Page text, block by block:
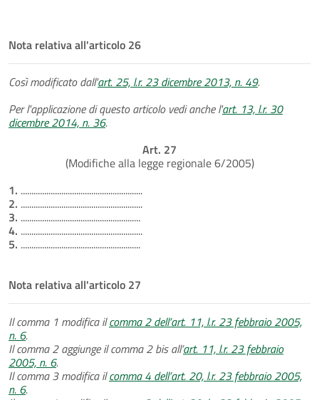
Nota relativa all'articolo 26
Così modificato dall'art. 25, l.r. 23 dicembre 2013, n. 49.
Per l'applicazione di questo articolo vedi anche l'art. 13, l.r. 30
dicembre 2014, n. 36.
Art. 27
(Modifiche alla legge regionale 6/2005)
1. .........................................................
2. .........................................................
3. ........................................................
4. .........................................................
5. ........................................................
Nota relativa all'articolo 27
Il comma 1 modifica ilcomma 2 dell’art. 11, l.r. 23 febbraio 2005,
n. 6.
Il comma 2 aggiunge il comma 2 bis all’art. 11, l.r. 23 febbraio
2005, n. 6.
Il comma 3 modifica ilcomma 4 dell’art. 20, l.r. 23 febbraio 2005,
n. 6.